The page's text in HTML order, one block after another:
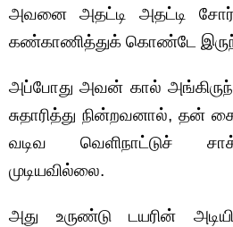
அவனை அதட்டி அதட்டி
கண்காணித்துக் கொண்டே
அப்போது அவன் கால்
சுதாரித்து நின்றவனால், தன்
வடிவ வெளிநாட்டுச்
முடியவில்லை.
அது உருண்டு டயரின்